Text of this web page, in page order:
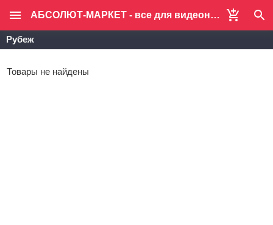
АБСОЛЮТ-МАРКЕТ - все для видеонаблюдения и систем безопасности
Рубеж
Товары не найдены